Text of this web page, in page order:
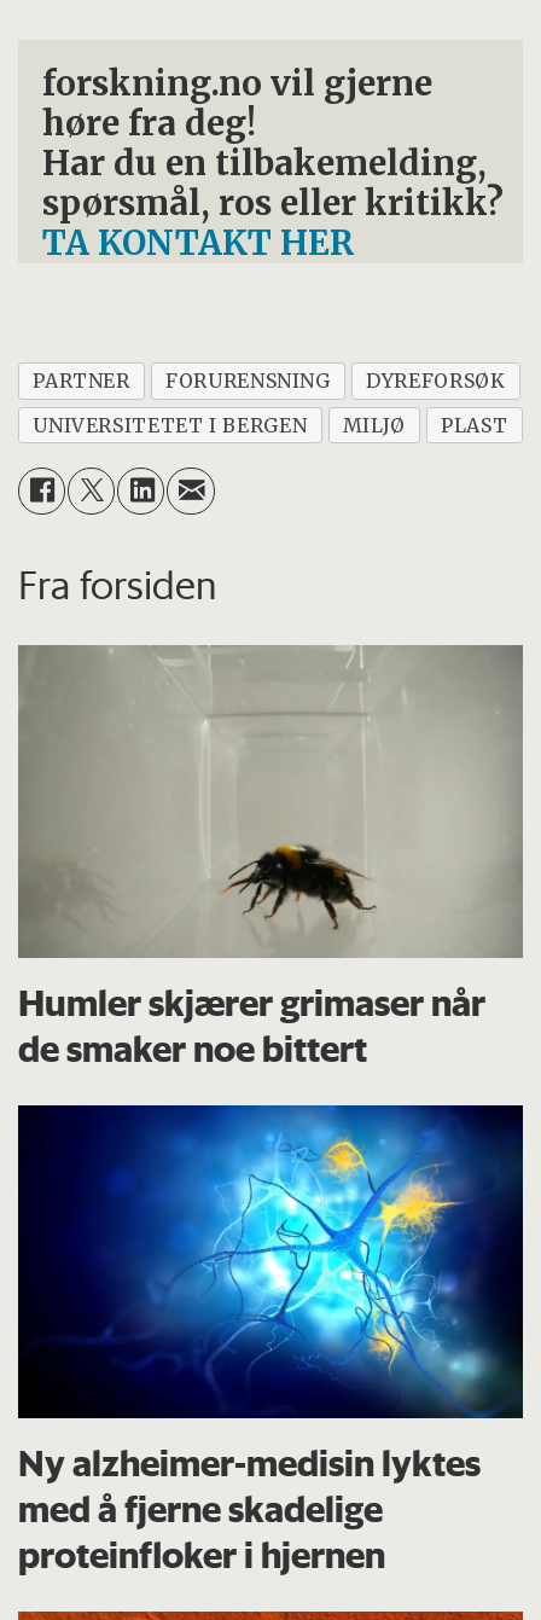
forskning.no vil gjerne
høre fra deg!
Har du en tilbakemelding,
spørsmål, ros eller kritikk?
TA KONTAKT HER
PARTNER FORURENSNING
DYREFORSØK
UNIVERSITETET I BERGEN
MILJØ PLAST
Fra forsiden
Humler skjærer grimaser når
de smaker noe bittert
Ny alzheimer-medisin lyktes
med å fjerne skadelige
proteinfloker i hjernen